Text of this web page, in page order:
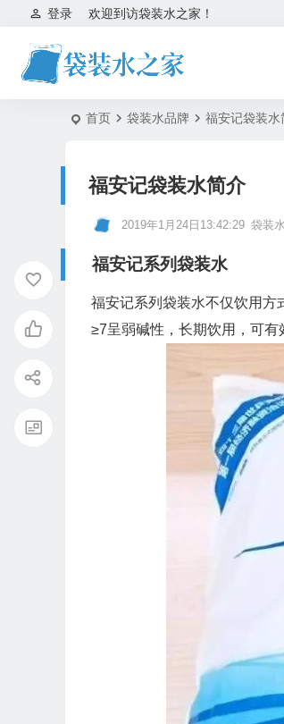
欢迎到访袋装水之家！
登录
首页 袋装水品牌 福安记袋装水
福安记袋装水简介
2019年1月24日13:42:29 袋装
福安记系列袋装水
福安记系列袋装水不仅饮用方
≥7呈弱碱性，长期饮用，可有